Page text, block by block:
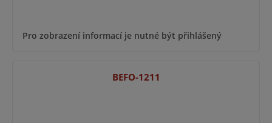
Pro zobrazení informací je nutné být přihlášený
BEFO-1211